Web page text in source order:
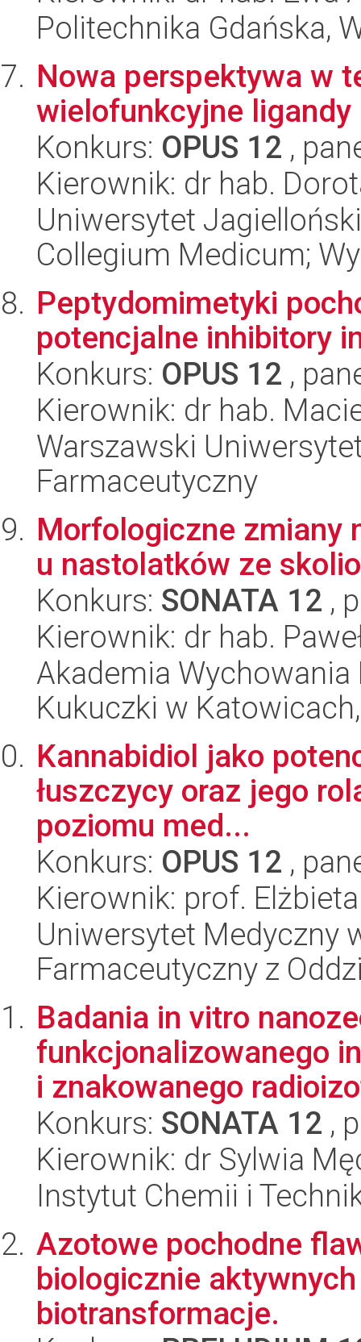
Politechnika Gdańska,
Nowa perspektywa w
wielofunkcyjne
Konkurs: OPUS 12 ,
Kierownik: dr hab.
Uniwersytet
Collegium Medicum;
Peptydomimetyki
potencjalne inhibitory
Konkurs: OPUS 12 ,
Kierownik: dr hab.
Warszawski
Farmaceutyczny
Morfologiczne zmiany
u nastolatków ze
Konkurs: SONATA 12 ,
Kierownik: dr hab.
Akademia
Kukuczki w
Kannabidiol jako
łuszczycy oraz jego
poziomu med...
Konkurs: OPUS 12 ,
Kierownik: prof.
Uniwersytet Medyczny
Farmaceutyczny z
Badania in vitro
funkcjonalizowanego
i znakowanego
Konkurs: SONATA 12 ,
Kierownik: dr Sylwia
Instytut Chemii i
Azotowe pochodne
biologicznie
biotransformacje.